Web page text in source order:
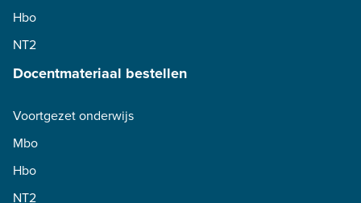
Hbo
NT2
Docentmateriaal bestellen
Voortgezet onderwijs
Mbo
Hbo
NT2